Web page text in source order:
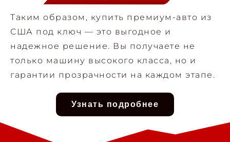
Таким образом, купить премиум-авто из
США под ключ — это выгодное и
надежное решение. Вы получаете не
только машину высокого класса, но и
гарантии прозрачности на каждом этапе.
Узнать подробнее